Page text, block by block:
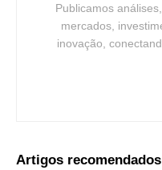
Publicamos
mercados,
inovação,
Artigos recomendados